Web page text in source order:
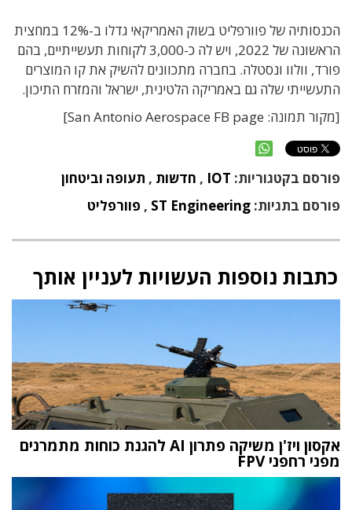
הכנסותיה של פוורפליט בשוק האמריקאי גדלו ב-12% במחצית
הראשונה של 2022, ויש לה כ-3,000 לקוחות תעשייתיים, בהם
פורד, וולוו ונסטלה. בחברה מתכוונים להשיק את קו המוצרים
התעשייתי שלה גם באמריקה הלטינית, ישראל והמזרח התיכון.
[מקור תמונה: San Antonio Aerospace FB page]
פורסם בקטגוריות: IOT
, חדשות , תעופה וביטחון
פורסם בתגיות: ST Engineering
, פוורפליט
כתבות נוספות העשויות לעניין אותך
אקסון ויז'ן משיקה פתרון AI להגנת כוחות מתמרנים
מפני רחפני FPV